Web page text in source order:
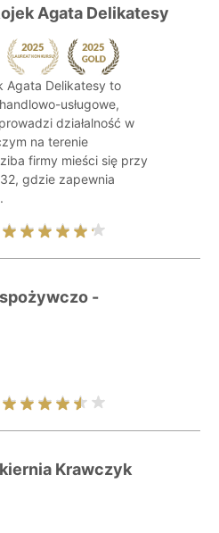
Agata Delikatesy
Agata Delikatesy to
usługowe,
działalność w
na terenie
firmy mieści się przy
gdzie zapewnia
-
Krawczyk